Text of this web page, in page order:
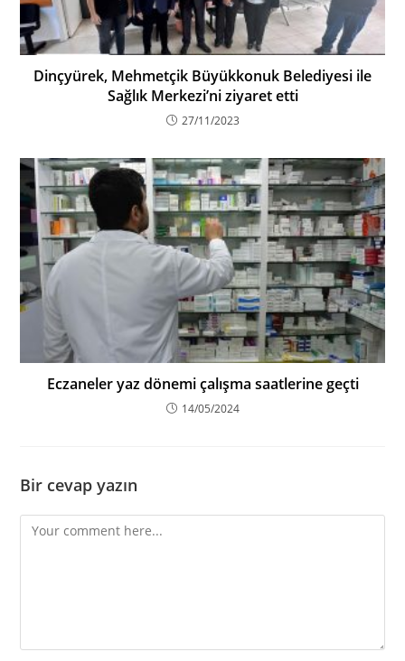
Dinçyürek, Mehmetçik Büyükkonuk Belediyesi ile
Sağlık Merkezi’ni ziyaret etti
27/11/2023
Eczaneler yaz dönemi çalışma saatlerine geçti
14/05/2024
Bir cevap yazın
Comment